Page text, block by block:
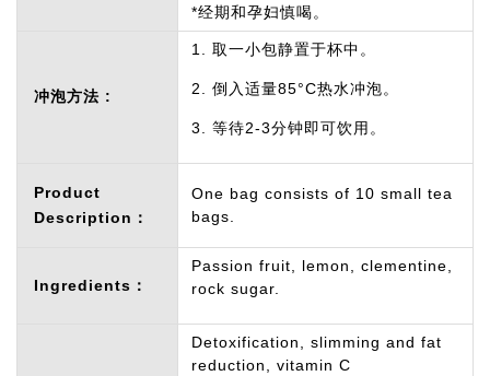
*经期和孕妇慎喝。
冲泡方法 :
1. 取一小包静置于杯中。
2. 倒入适量85°C热水冲泡。
3. 等待2-3分钟即可饮用。
Product
Description：
One bag consists of 10 small tea
bags.
Ingredients：
Passion fruit, lemon, clementine,
rock sugar.
Detoxification, slimming and fat
reduction, vitamin C